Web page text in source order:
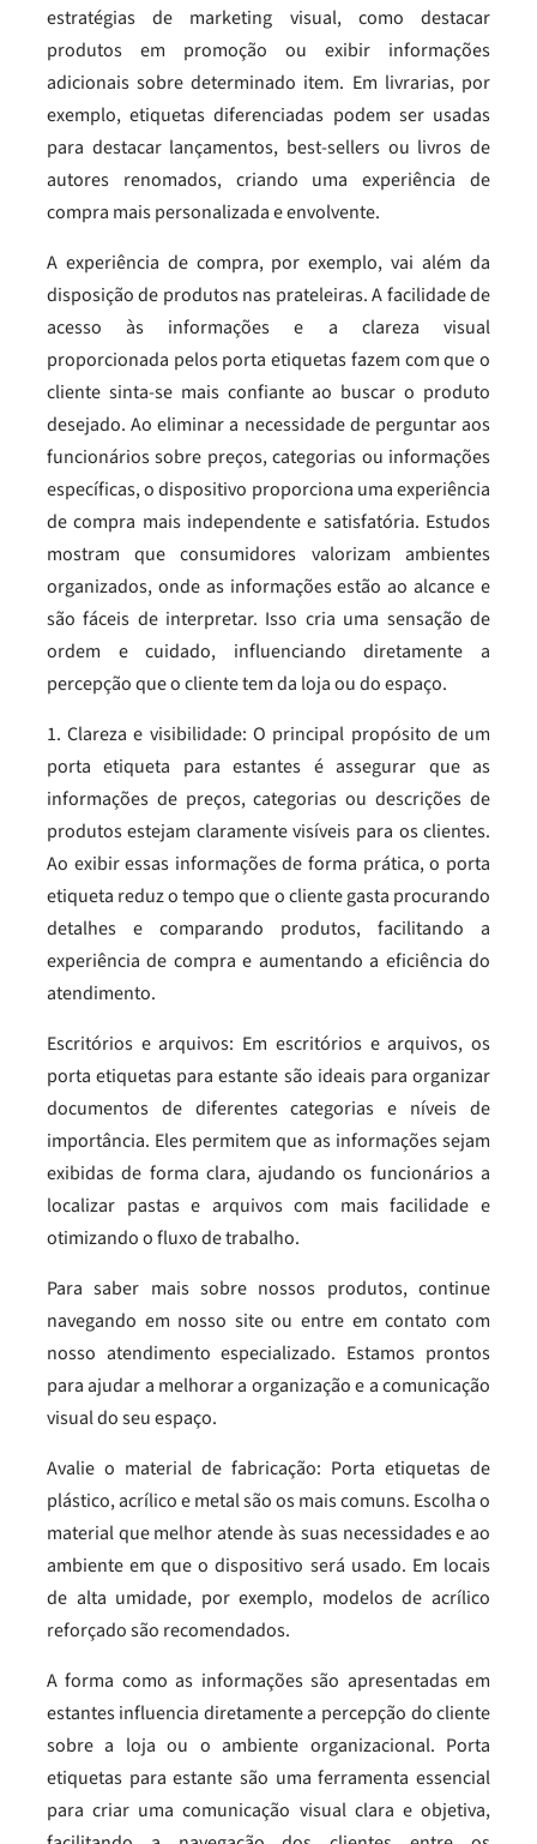
estratégias de marketing visual, como destacar
produtos em promoção ou exibir informações
adicionais sobre determinado item. Em livrarias, por
exemplo, etiquetas diferenciadas podem ser usadas
para destacar lançamentos, best-sellers ou livros de
autores renomados, criando uma experiência de
compra mais personalizada e envolvente.
A experiência de compra, por exemplo, vai além da
disposição de produtos nas prateleiras. A facilidade de
acesso às informações e a clareza visual
proporcionada pelos porta etiquetas fazem com que o
cliente sinta-se mais confiante ao buscar o produto
desejado. Ao eliminar a necessidade de perguntar aos
funcionários sobre preços, categorias ou informações
específicas, o dispositivo proporciona uma experiência
de compra mais independente e satisfatória. Estudos
mostram que consumidores valorizam ambientes
organizados, onde as informações estão ao alcance e
são fáceis de interpretar. Isso cria uma sensação de
ordem e cuidado, influenciando diretamente a
percepção que o cliente tem da loja ou do espaço.
1. Clareza e visibilidade: O principal propósito de um
porta etiqueta para estantes é assegurar que as
informações de preços, categorias ou descrições de
produtos estejam claramente visíveis para os clientes.
Ao exibir essas informações de forma prática, o porta
etiqueta reduz o tempo que o cliente gasta procurando
detalhes e comparando produtos, facilitando a
experiência de compra e aumentando a eficiência do
atendimento.
Escritórios e arquivos: Em escritórios e arquivos, os
porta etiquetas para estante são ideais para organizar
documentos de diferentes categorias e níveis de
importância. Eles permitem que as informações sejam
exibidas de forma clara, ajudando os funcionários a
localizar pastas e arquivos com mais facilidade e
otimizando o fluxo de trabalho.
Para saber mais sobre nossos produtos, continue
navegando em nosso site ou entre em contato com
nosso atendimento especializado. Estamos prontos
para ajudar a melhorar a organização e a comunicação
visual do seu espaço.
Avalie o material de fabricação: Porta etiquetas de
plástico, acrílico e metal são os mais comuns. Escolha o
material que melhor atende às suas necessidades e ao
ambiente em que o dispositivo será usado. Em locais
de alta umidade, por exemplo, modelos de acrílico
reforçado são recomendados.
A forma como as informações são apresentadas em
estantes influencia diretamente a percepção do cliente
sobre a loja ou o ambiente organizacional. Porta
etiquetas para estante são uma ferramenta essencial
para criar uma comunicação visual clara e objetiva,